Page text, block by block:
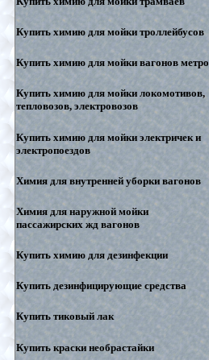
Купить химию для мойки троллейбусов
Купить химию для мойки вагонов метро
Купить химию для мойки локомотивов,
тепловозов, электровозов
Купить химию для мойки электричек и
электропоездов
Химия для внутренней уборки вагонов
Химия для наружной мойки
пассажирских жд вагонов
Купить химию для дезинфекции
Купить дезинфицирующие средства
Купить тиковый лак
Купить краски необрастайки